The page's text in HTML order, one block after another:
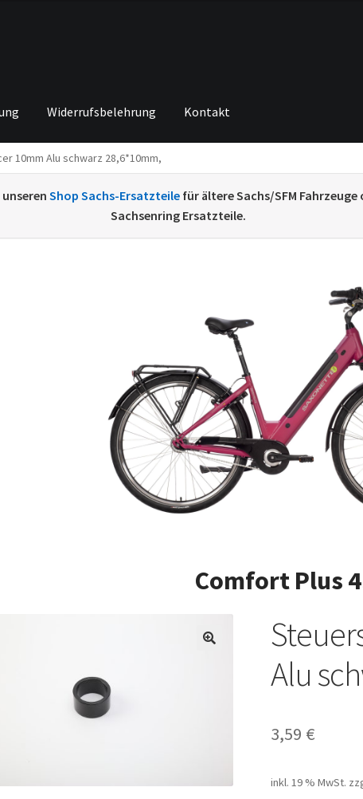
Widerrufsbelehrung Kontakt
vonEchtheit von Bewertungen
Widerrufsbelehrung Zahlungsarten
10mm Alu schwarz 28,6*10mm,
Shop Sachs-Ersatzteilefür ältere Sachs/SFM Fahrzeuge
Sachsenring Ersatzteile.
Comfort Plus
Alu
3,59 €
inkl. 19 % MwSt.